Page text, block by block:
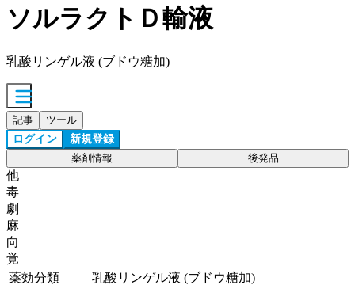
ソルラクトＤ輸液
乳酸リンゲル液 (ブドウ糖加)
記事 ツール
ログイン 新規登録
薬剤情報 後発品
他
毒
劇
麻
向
覚
薬効分類
乳酸リンゲル液 (ブドウ糖加)